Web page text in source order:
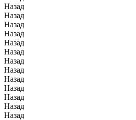
Назад
Назад
Назад
Назад
Назад
Назад
Назад
Назад
Назад
Назад
Назад
Назад
Назад